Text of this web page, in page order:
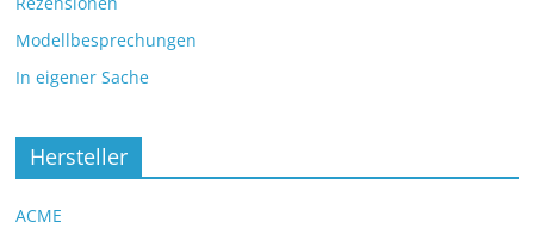
Modellbesprechungen
In eigener Sache
Hersteller
ACME